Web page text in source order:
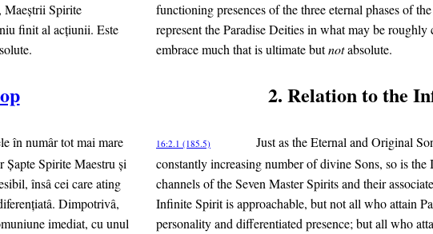
Maeştrii Spirite
finit al acţiunii. Este
functioning presences of the three eternal phases of
represent the Paradise Deities in what may be
embrace much that is ultimate butnotabsolute.
2. Relation to the
în numâr tot mai mare
Spirite Maestru şi
însâ cei care ating
Dimpotrivâ,
imediat, cu unul
16:2.1 (185.5)
Just as the Eternal and Original
constantly increasing number of divine Sons, so is
channels of the Seven Master Spirits and their
Infinite Spirit is approachable, but not all who attain
personality and differentiated presence; but all who